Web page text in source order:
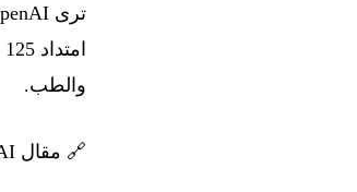
والطب.
🔗 مقال OpenAI